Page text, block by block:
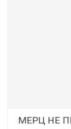
МЕРЦ НЕ